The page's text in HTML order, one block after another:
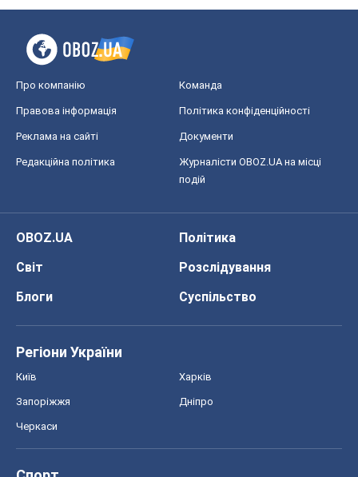
Про компанію Команда
Правова інформація Політика конфіденційності
Реклама на сайті Документи
Редакційна політика
Журналісти OBOZ.UA на місці
подій
OBOZ.UA
Політика
Світ
Розслідування
Блоги
Суспільство
Регіони України
Київ Харків
Запоріжжя Дніпро
Черкаси